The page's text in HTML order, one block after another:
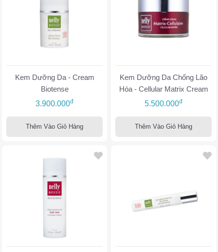
Kem Dưỡng Da - Cream
Biotense
3.900.000đ
Thêm Vào Giỏ Hàng
Kem Dưỡng Da Chống Lão
Hóa - Cellular Matrix Cream
5.500.000đ
Thêm Vào Giỏ Hàng